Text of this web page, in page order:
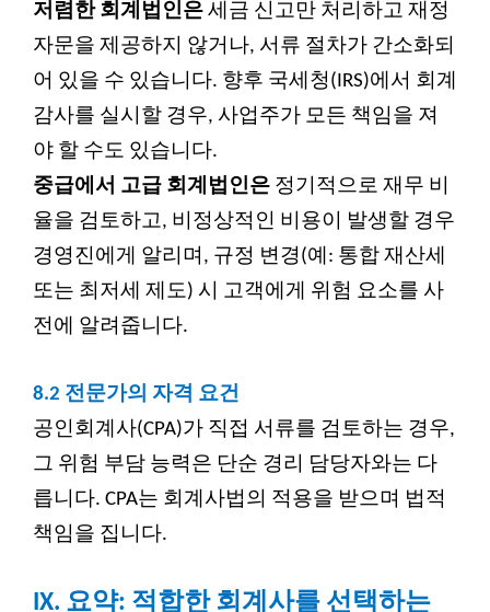
저렴한 회계법인은 세금 신고만 처리하고 재정
자문을 제공하지 않거나, 서류 절차가 간소화되
어 있을 수 있습니다. 향후 국세청(IRS)에서 회계
감사를 실시할 경우, 사업주가 모든 책임을 져
야 할 수도 있습니다.
중급에서 고급 회계법인은 정기적으로 재무 비
율을 검토하고, 비정상적인 비용이 발생할 경우
경영진에게 알리며, 규정 변경(예: 통합 재산세
또는 최저세 제도) 시 고객에게 위험 요소를 사
전에 알려줍니다.
8.2 전문가의 자격 요건
공인회계사(CPA)가 직접 서류를 검토하는 경우,
그 위험 부담 능력은 단순 경리 담당자와는 다
릅니다. CPA는 회계사법의 적용을 받으며 법적
책임을 집니다.
IX. 요약: 적합한 회계사를 선택하는